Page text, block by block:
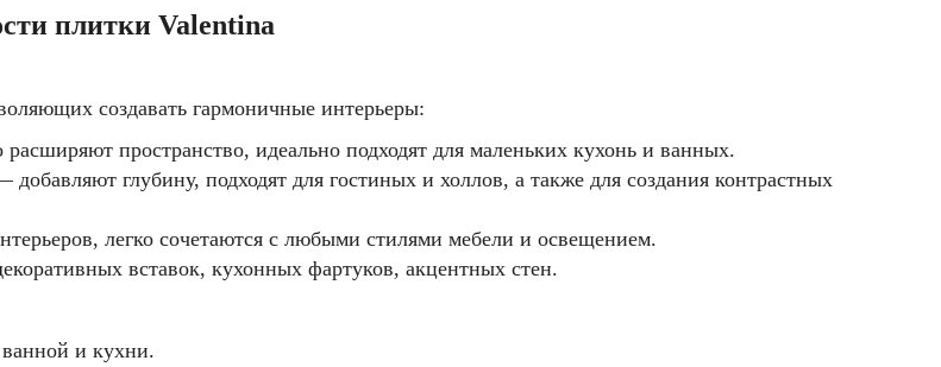
плитки Valentina
создавать гармоничные интерьеры:
пространство, идеально подходят для маленьких кухонь и ванных.
глубину, подходят для гостиных и холлов, а также для создания контрастных
легко сочетаются с любыми стилями мебели и освещением.
вставок, кухонных фартуков, акцентных стен.
ванной и кухни.